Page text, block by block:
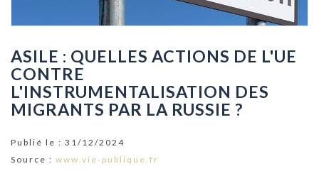
ASILE : QUELLES ACTIONS DE L'UE
CONTRE
L'INSTRUMENTALISATION DES
MIGRANTS PAR LA RUSSIE ?
Publié le : 31/12/2024
Source : www.vie-publique.fr